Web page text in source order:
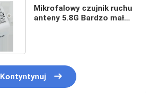
Mikrofalowy czujnik ruchu
anteny 5.8G Bardzo mały
Kontyntynuj